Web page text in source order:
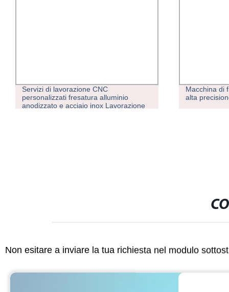
Macchina di fresatura CNC 3 assi ad
alta precisione per lavorazioni superiori
Cina
universale
Non esitare a inviare la tua richiesta nel modulo